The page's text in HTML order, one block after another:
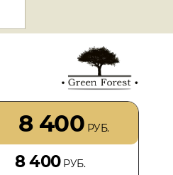
8 400 РУБ.
8 400РУБ.